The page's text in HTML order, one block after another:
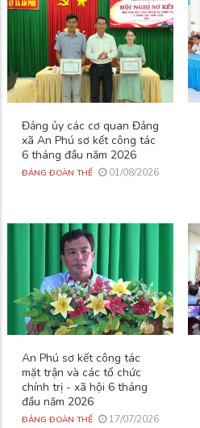
Đảng ủy các cơ quan Đảng
xã An Phú sơ kết công tác
6 tháng đầu năm 2026
ĐẢNG ĐOÀN THỂ 01/08/2026
An Phú sơ kết công tác
mặt trận và các tổ chức
chính trị - xã hội 6 tháng
đầu năm 2026
ĐẢNG ĐOÀN THỂ 17/07/2026